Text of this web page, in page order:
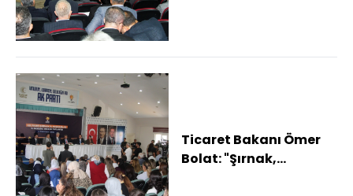
Ticaret Bakanı Ömer
Bolat: "Şırnak,